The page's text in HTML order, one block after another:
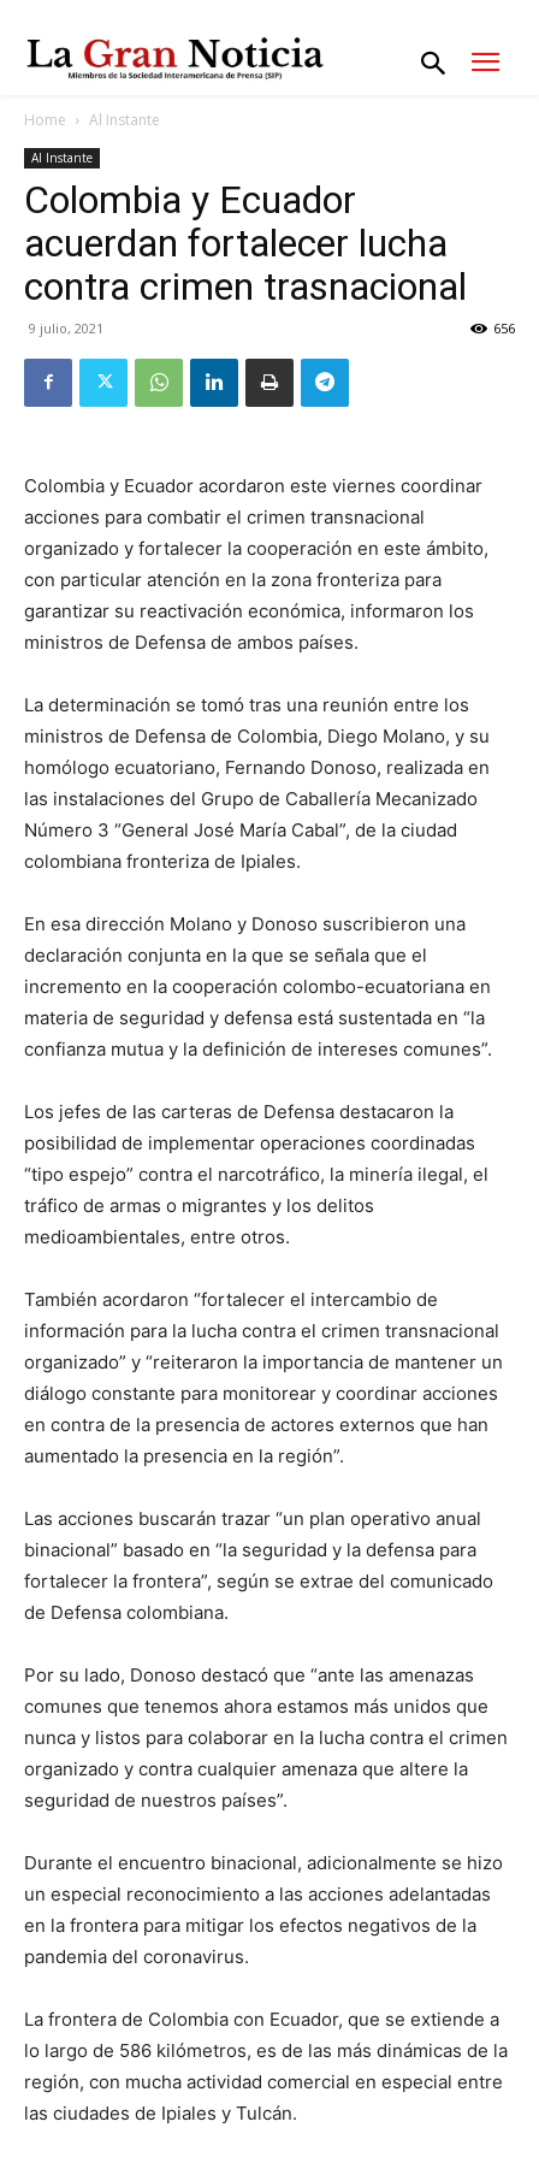
Home Al Instante
Al Instante
Colombia y Ecuador
acuerdan fortalecer lucha
contra crimen trasnacional
9 julio, 2021 656
Colombia y Ecuador acordaron este viernes coordinar
acciones para combatir el crimen transnacional
organizado y fortalecer la cooperación en este ámbito,
con particular atención en la zona fronteriza para
garantizar su reactivación económica, informaron los
ministros de Defensa de ambos países.
La determinación se tomó tras una reunión entre los
ministros de Defensa de Colombia, Diego Molano, y su
homólogo ecuatoriano, Fernando Donoso, realizada en
las instalaciones del Grupo de Caballería Mecanizado
Número 3 “General José María Cabal”, de la ciudad
colombiana fronteriza de Ipiales.
En esa dirección Molano y Donoso suscribieron una
declaración conjunta en la que se señala que el
incremento en la cooperación colombo-ecuatoriana en
materia de seguridad y defensa está sustentada en “la
confianza mutua y la definición de intereses comunes”.
Los jefes de las carteras de Defensa destacaron la
posibilidad de implementar operaciones coordinadas
“tipo espejo” contra el narcotráfico, la minería ilegal, el
tráfico de armas o migrantes y los delitos
medioambientales, entre otros.
También acordaron “fortalecer el intercambio de
información para la lucha contra el crimen transnacional
organizado” y “reiteraron la importancia de mantener un
diálogo constante para monitorear y coordinar acciones
en contra de la presencia de actores externos que han
aumentado la presencia en la región”.
Las acciones buscarán trazar “un plan operativo anual
binacional” basado en “la seguridad y la defensa para
fortalecer la frontera”, según se extrae del comunicado
de Defensa colombiana.
Por su lado, Donoso destacó que “ante las amenazas
comunes que tenemos ahora estamos más unidos que
nunca y listos para colaborar en la lucha contra el crimen
organizado y contra cualquier amenaza que altere la
seguridad de nuestros países”.
Durante el encuentro binacional, adicionalmente se hizo
un especial reconocimiento a las acciones adelantadas
en la frontera para mitigar los efectos negativos de la
pandemia del coronavirus.
La frontera de Colombia con Ecuador, que se extiende a
lo largo de 586 kilómetros, es de las más dinámicas de la
región, con mucha actividad comercial en especial entre
las ciudades de Ipiales y Tulcán.